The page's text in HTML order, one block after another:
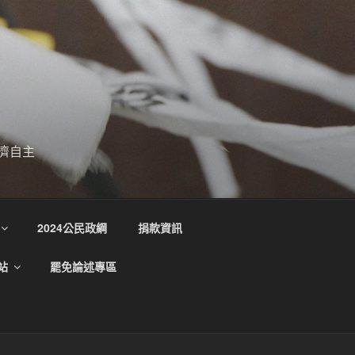
自主
2024公民政綱 捐款資訊
罷免論述專區